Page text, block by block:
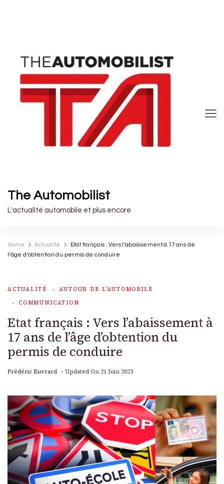
The Automobilist
L'actualité automobile et plus encore
Home Actualité
Etat français : Vers l’abaissement à 17 ans de
l’âge d’obtention du permis de conduire
ACTUALITÉ
AUTOUR DE L'AUTOMOBILE
COMMUNICATION
Etat français : Vers l’abaissement à
17 ans de l’âge d’obtention du
permis de conduire
Frédéric Euvrard Updated On 21 Juin 2023